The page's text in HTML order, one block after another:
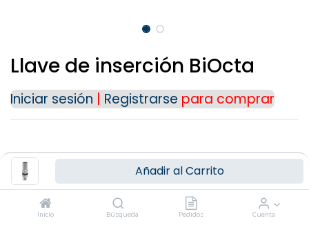
Añadir al Carrito
Inicio Búsqueda Pedidos Cuenta
Llave de inserción BiOcta
Iniciar sesión Registrarse para comprar
Términos y Condiciones